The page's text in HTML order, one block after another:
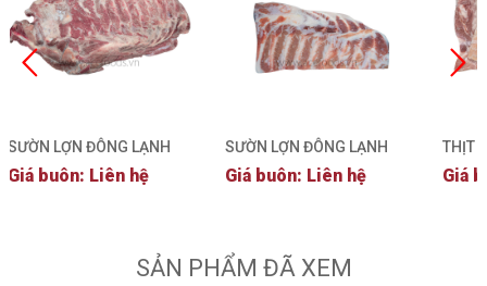
SƯỜN LỢN ĐÔNG LẠNH
Giá buôn: Liên hệ
SƯỜN LỢN ĐÔNG LẠNH
Giá buôn: Liên hệ
THỊT
Giá
SẢN PHẨM ĐÃ XEM